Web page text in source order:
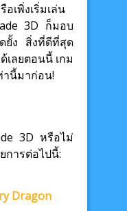
เพิ่งเริ่มเล่น
3D ก็มอบ
ดยั้ง สิ่งที่ดีที่สุด
เลยตอนนี้ เกม
านี้มาก่อน!
3D หรือไม่
การต่อไปนี้:
Dragon